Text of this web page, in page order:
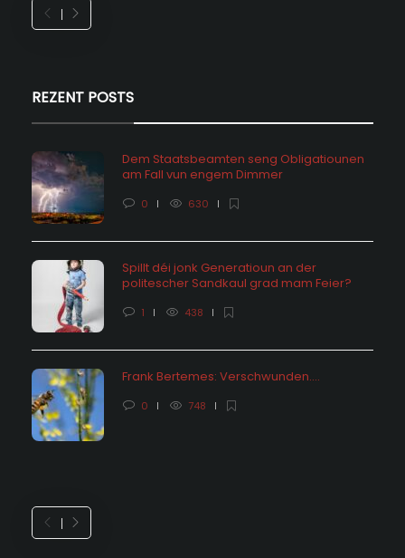
REZENT POSTS
Dem Staatsbeamten seng Obligatiounen
am Fall vun engem Dimmer
0 630
Spillt déi jonk Generatioun an der
politescher Sandkaul grad mam Feier?
1 438
Frank Bertemes: Verschwunden….
0 748